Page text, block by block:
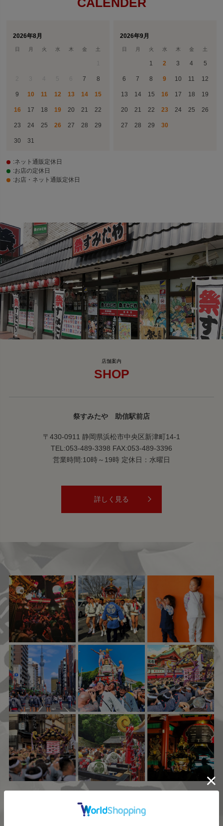
2026年8月
日 月 火 水 木 金 土
7 8
9 10 11 12 13 14 15
16 17 18 19 20 21 22
23 24 25 26 27 28 29
30 31
2026年9月
日 月 火 水 木 金 土
1 2 3 4 5
6 7 8 9 10 11 12
13 14 15 16 17 18 19
20 21 22 23 24 25 26
27 28 29 30
:ネット通販定休日
:お店の定休日
:お店・ネット通販定休日
SHOP
祭すみたや 助信駅前店
〒430-0911 静岡県浜松市中央区新津町14-1
TEL:053-489-3398 FAX:053-489-3396
営業時間:10時～19時 定休日：水曜日
詳しく見る